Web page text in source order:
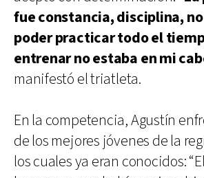
fue constancia, disciplina,
poder practicar todo el
entrenar no estaba en mi
manifestó el triatleta.
En la competencia, Agustín
de los mejores jóvenes de la
los cuales ya eran conocidos: